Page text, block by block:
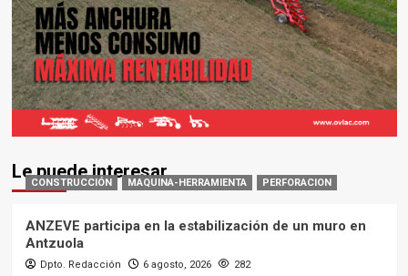
Le puede interesar
CONSTRUCCIÓN MAQUINA-HERRAMIENTA PERFORACION
ANZEVE participa en la estabilización de un muro en
Antzuola
Dpto. Redacción 6 agosto, 2026 282